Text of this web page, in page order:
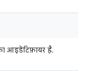
आइडेंटिफ़ायर है.